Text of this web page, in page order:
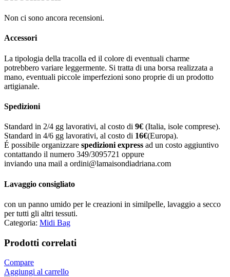
Non ci sono ancora recensioni.
Accessori
La tipologia della tracolla ed il colore di eventuali charme
potrebbero variare leggermente. Si tratta di una borsa realizzata a
mano, eventuali piccole imperfezioni sono proprie di un prodotto
artigianale.
Spedizioni
Standard in 2/4 gg lavorativi, al costo di 9€ (Italia, isole comprese).
Standard in 4/6 gg lavorativi, al costo di 16€(Europa).
É possibile organizzare spedizioni express ad un costo aggiuntivo
contattando il numero 349/3095721 oppure
inviando una mail a ordini@lamaisondiadriana.com
Lavaggio consigliato
con un panno umido per le creazioni in similpelle, lavaggio a secco
per tutti gli altri tessuti.
Categoria: Midi Bag
Prodotti correlati
Compare
Aggiungi al carrello